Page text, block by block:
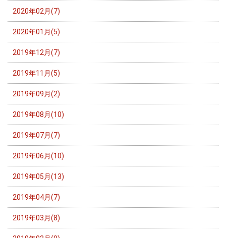
2020年02月(7)
2020年01月(5)
2019年12月(7)
2019年11月(5)
2019年09月(2)
2019年08月(10)
2019年07月(7)
2019年06月(10)
2019年05月(13)
2019年04月(7)
2019年03月(8)